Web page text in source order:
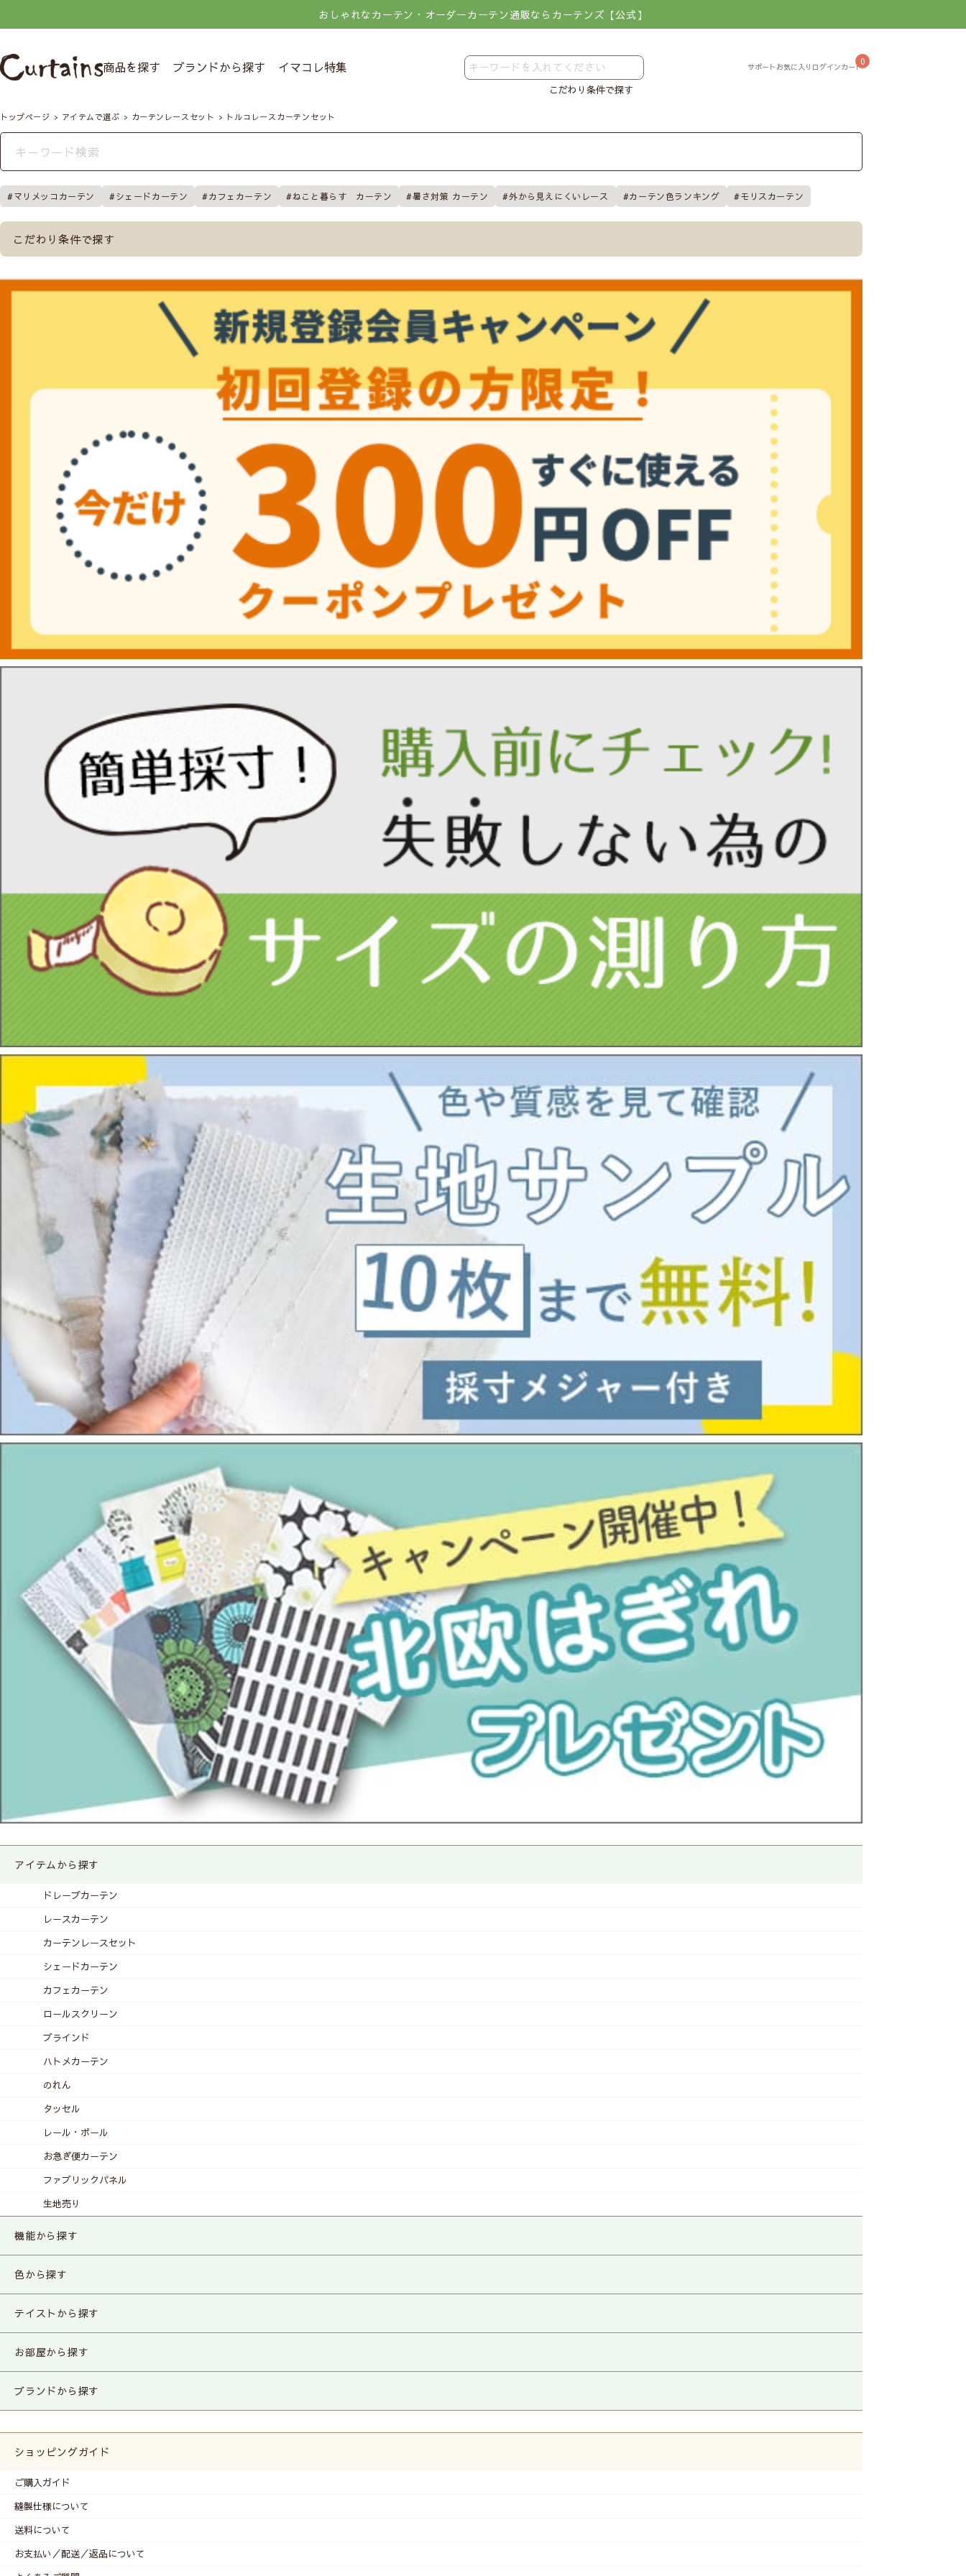
おしゃれなカーテン・オーダーカーテン通販ならカーテンズ【公式】
商品を探す ブランドから探す イマコレ特集
こだわり条件で探す
0
トップページ アイテムで選ぶ カーテンレースセット トルコレースカーテンセット
マリメッコカーテン シェードカーテン カフェカーテン ねこと暮らす カーテン 暑さ対策 カーテン 外から見えにくいレース カーテン色ランキング モリスカーテン
こだわり条件で探す
アイテムから探す
ドレープカーテン
レースカーテン
カーテンレースセット
シェードカーテン
カフェカーテン
ロールスクリーン
ブラインド
ハトメカーテン
のれん
タッセル
レール・ポール
お急ぎ便カーテン
ファブリックパネル
生地売り
機能から探す
色から探す
テイストから探す
お部屋から探す
ブランドから探す
ショッピングガイド
ご購入ガイド
縫製仕様について
送料について
お支払い／配送／返品について